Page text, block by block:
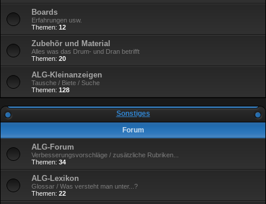
Boards
Erfahrungen usw.
Themen: 12
Zubehör und Material
Alles was das Drum- und Dran betrifft
Themen: 20
ALG-Kleinanzeigen
Tausche / Biete / Suche
Themen: 128
Sonstiges
Forum
ALG-Forum
Verbesserungsvorschläge / zusätzliche Rubriken...
Themen: 34
ALG-Lexikon
Glossar / Was versteht man unter...?
Themen: 22